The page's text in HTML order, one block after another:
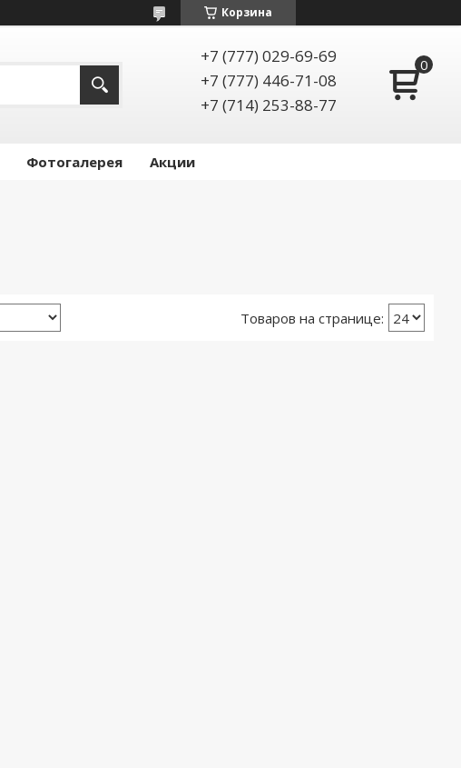
Корзина
+7 (777) 029-69-69
+7 (777) 446-71-08
+7 (714) 253-88-77
Фотогалерея Акции